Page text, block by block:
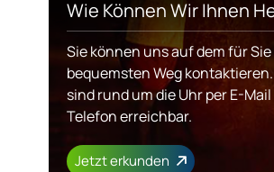
Wie Können Wir Ihnen
Sie können uns auf dem für Sie
bequemsten Weg
sind rund um die Uhr per E-
Telefon erreichbar.
Jetzt erkunden